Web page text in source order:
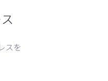
スを